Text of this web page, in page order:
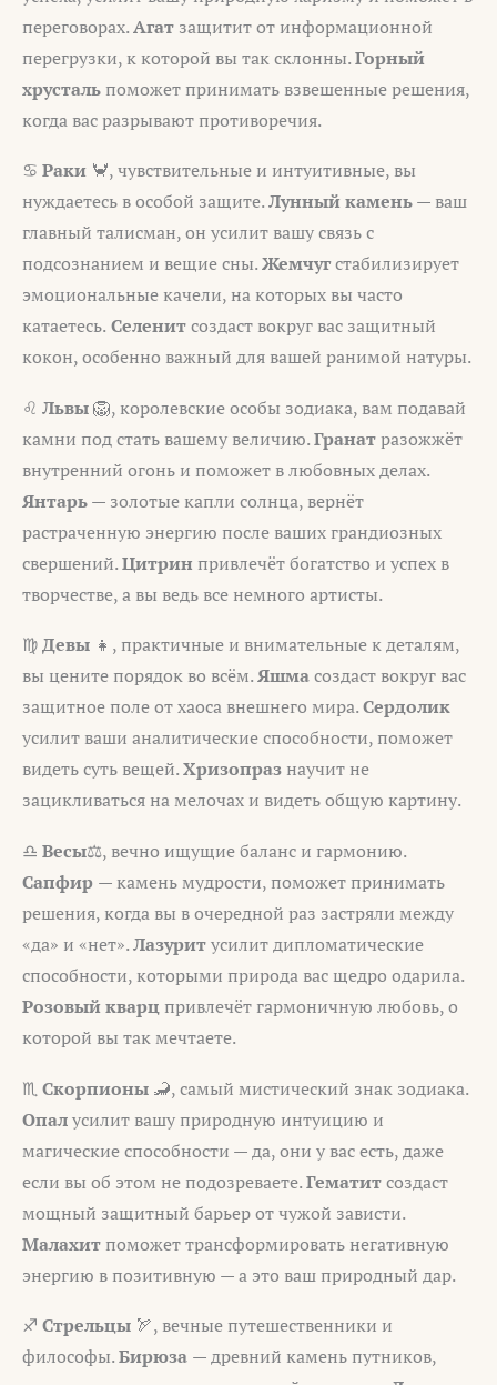
переговорах.Агат защитит от информационной
перегрузки, к которой вы так склонны.Горный
хрусталь поможет принимать взвешенные решения,
когда вас разрывают противоречия.
♋ Раки 🦀, чувствительные и интуитивные, вы
нуждаетесь в особой защите.Лунный камень— ваш
главный талисман, он усилит вашу связь с
подсознанием и вещие сны.Жемчугстабилизирует
эмоциональные качели, на которых вы часто
катаетесь. Селенитсоздаст вокруг вас защитный
кокон, особенно важный для вашей ранимой натуры.
♌ Львы🦁, королевские особы зодиака, вам подавай
камни под стать вашему величию.Гранатразожжёт
внутренний огонь и поможет в любовных делах.
Янтарь— золотые капли солнца, вернёт
растраченную энергию после ваших грандиозных
свершений.Цитрин привлечёт богатство и успех в
творчестве, а вы ведь все немного артисты.
♍Девы 👧, практичные и внимательные к деталям,
вы цените порядок во всём.Яшмасоздаст вокруг вас
защитное поле от хаоса внешнего мира.Сердолик
усилит ваши аналитические способности, поможет
видеть суть вещей.Хризопраз научит не
зацикливаться на мелочах и видеть общую картину.
♎ Весы⚖️, вечно ищущие баланс и гармонию.
Сапфир — камень мудрости, поможет принимать
решения, когда вы в очередной раз застряли между
«да» и «нет».Лазуритусилит дипломатические
способности, которыми природа вас щедро одарила.
Розовый кварц привлечёт гармоничную любовь, о
которой вы так мечтаете.
♏ Скорпионы 🦂, самый мистический знак зодиака.
Опалусилит вашу природную интуицию и
магические способности — да, они у вас есть, даже
если вы об этом не подозреваете.Гематитсоздаст
мощный защитный барьер от чужой зависти.
Малахит поможет трансформировать негативную
энергию в позитивную — а это ваш природный дар.
♐ Стрельцы 🏹, вечные путешественники и
философы.Бирюза — древний камень путников,